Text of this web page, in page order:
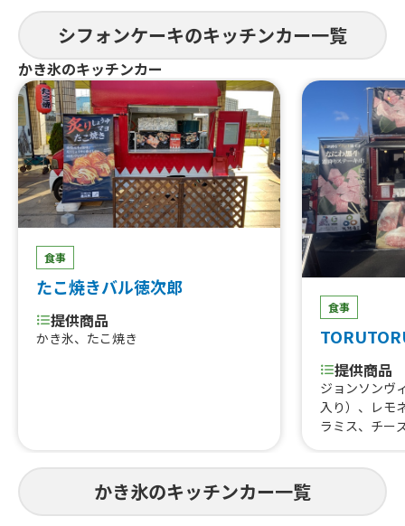
製シロップソーダ、USオーガニック&
パワープロダクトのオーガニックシフ
ォンケーキ、チュロスonアイス、自家
製チキンハムとアボカドのサラダライ
ス、サーモンとたっぷり野菜のクリー
ムシチューライス、真鱈のココナッツ
カレー、サーモンとアボカドのポキラ
イス、チキンとポテトのマッサマンカ
レー、USオーガニックポークの自家製
ベーコンカレー、手作りシロップのふ
わふわカキ氷、USオーガニックのオー
ガニックオートミールクッキー、コー
ライス、たっぷりキノコのバターチキ
ンカレー
シフォンケーキのキッチンカー一覧
かき氷のキッチンカー
食事
たこ焼きバル徳次郎
提供商品
かき氷、たこ焼き
食事
提供商品
ジョンソンヴ
入り）、レモ
ラミス、チー
すじ煮込み、
重、はらみ
牛タン串、
にわ黒牛ステ
かき氷のキッチンカー一覧